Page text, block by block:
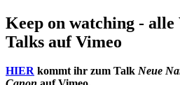
Keep on watching -
Talks auf Vimeo
HIER kommt ihr zum Talk Neue